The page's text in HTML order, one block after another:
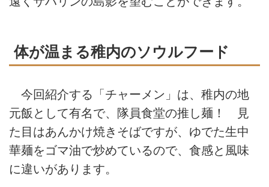
体が温まる稚内のソウルフード
今回紹介する「チャーメン」は、稚内の地
元飯として有名で、隊員食堂の推し麺！ 見
た目はあんかけ焼きそばですが、ゆでた生中
華麺をゴマ油で炒めているので、食感と風味
に違いがあります。